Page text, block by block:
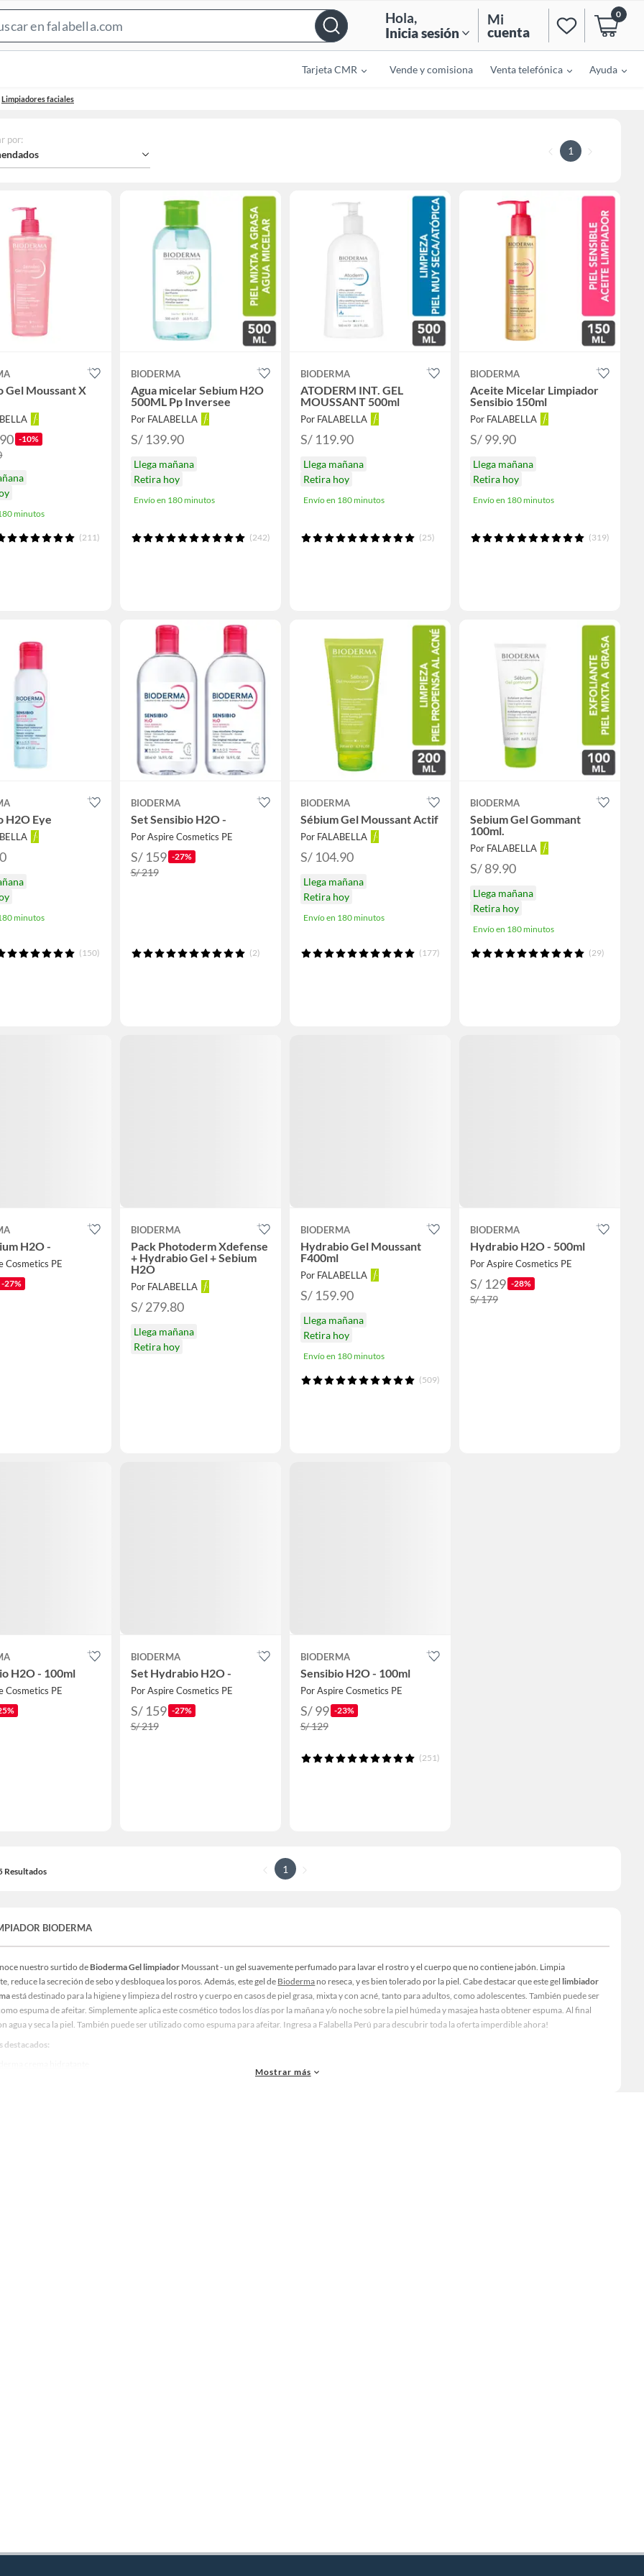
Bar
Hola,
Inicia sesión
Mi
cuenta
0
Tarjeta CMR Vende y comisiona Venta telefónica Ayuda
Limpiadores faciales
por:
1
Gel Moussant X
-10%
minutos
(211)
BIODERMA
Agua micelar Sebium H2O
500ML Pp Inversee
Por FALABELLA
S/ 139.90
Llega mañana
Retira hoy
Envío en 180 minutos
(242)
BIODERMA
ATODERM INT. GEL
MOUSSANT 500ml
Por FALABELLA
S/ 119.90
Llega mañana
Retira hoy
Envío en 180 minutos
(25)
BIODERMA
Aceite Micelar Limpiador
Sensibio 150ml
Por FALABELLA
S/ 99.90
Llega mañana
Retira hoy
Envío en 180 minutos
(319)
H2O Eye
minutos
(150)
BIODERMA
Set Sensibio H2O -
Por Aspire Cosmetics PE
S/ 159 -27%
S/ 219
(2)
BIODERMA
Sébium Gel Moussant Actif
Por FALABELLA
S/ 104.90
Llega mañana
Retira hoy
Envío en 180 minutos
(177)
BIODERMA
Sebium Gel Gommant
100ml.
Por FALABELLA
S/ 89.90
Llega mañana
Retira hoy
Envío en 180 minutos
(29)
H2O -
Cosmetics PE
-27%
BIODERMA
Pack Photoderm Xdefense
+ Hydrabio Gel + Sebium
H2O
Por FALABELLA
S/ 279.80
Llega mañana
Retira hoy
BIODERMA
Hydrabio Gel Moussant
F400ml
Por FALABELLA
S/ 159.90
Llega mañana
Retira hoy
Envío en 180 minutos
(509)
BIODERMA
Hydrabio H2O - 500ml
Por Aspire Cosmetics PE
S/ 129 -28%
S/ 179
H2O - 100ml
Cosmetics PE
BIODERMA
Set Hydrabio H2O -
Por Aspire Cosmetics PE
S/ 159 -27%
S/ 219
BIODERMA
Sensibio H2O - 100ml
Por Aspire Cosmetics PE
S/ 99 -23%
S/ 129
(251)
Resultados 1
BIODERMA
nuestro surtido de Bioderma Gel limpiador Moussant - un gel suavemente perfumado para lavar el rostro y el cuerpo que no contiene jabón. Limpia
reduce la secreción de sebo y desbloquea los poros. Además, este gel de Bioderma no reseca, y es bien tolerado por la piel. Cabe destacar que este gel limbiador
está destinado para la higiene y limpieza del rostro y cuerpo en casos de piel grasa, mixta y con acné, tanto para adultos, como adolescentes. También puede ser
espuma de afeitar. Simplemente aplica este cosmético todos los días por la mañana y/o noche sobre la piel húmeda y masajea hasta obtener espuma. Al final
agua y seca la piel. También puede ser utilizado como espuma para afeitar. Ingresa a Falabella Perú para descubrir toda la oferta imperdible ahora!
destacados:
Mostrar más